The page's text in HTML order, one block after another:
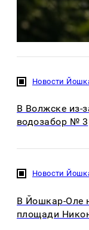
Новости
В Волжске из-
водозабор № 3
Новости
В Йошкар-Оле
площади